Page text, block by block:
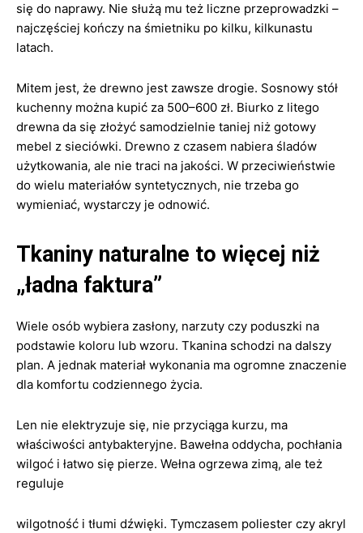
się do naprawy. Nie służą mu też liczne przeprowadzki –
najczęściej kończy na śmietniku po kilku, kilkunastu
latach.
Mitem jest, że drewno jest zawsze drogie. Sosnowy stół
kuchenny można kupić za 500–600 zł. Biurko z litego
drewna da się złożyć samodzielnie taniej niż gotowy
mebel z sieciówki. Drewno z czasem nabiera śladów
użytkowania, ale nie traci na jakości. W przeciwieństwie
do wielu materiałów syntetycznych, nie trzeba go
wymieniać, wystarczy je odnowić.
Tkaniny naturalne to więcej niż
„ładna faktura”
Wiele osób wybiera zasłony, narzuty czy poduszki na
podstawie koloru lub wzoru. Tkanina schodzi na dalszy
plan. A jednak materiał wykonania ma ogromne znaczenie
dla komfortu codziennego życia.
Len nie elektryzuje się, nie przyciąga kurzu, ma
właściwości antybakteryjne. Bawełna oddycha, pochłania
wilgoć i łatwo się pierze. Wełna ogrzewa zimą, ale też
reguluje
wilgotność i tłumi dźwięki. Tymczasem poliester czy akryl